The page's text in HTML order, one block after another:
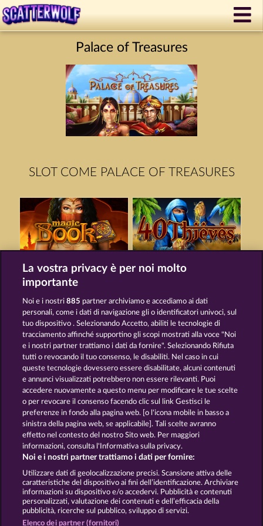
Palace of Treasures
SLOT COME PALACE OF TREASURES
MAGIC BOOK 40 THIEVES
HORSEMEN MAGIC BOOK 6
Termini e condizioni
Informativa sulla privacy Note legali
Società FAQ Facebook
Invia richiesta di recesso
La vostra privacy è per noi molto
importante
Noi e i nostri885 partner archiviamo e accediamo ai dati
personali, come i dati di navigazione gli o identificatori univoci, sul
tuo dispositivo . Selezionando Accetto, abiliti le tecnologie di
tracciamento affinché supportino gli scopi mostrati alla voce "Noi
e i nostri partner trattiamo i dati da fornire". Selezionando Rifiuta
tutti o revocando il tuo consenso, le disabiliti. Nel caso in cui
queste tecnologie dovessero essere disabilitate, alcuni contenuti
e annunci visualizzati potrebbero non essere rilevanti. Puoi
accedere nuovamente a questo menu per modificare le tue scelte
o per revocare il consenso facendo clic sul link Gestisci le
preferenze in fondo alla pagina web. [o l'icona mobile in basso a
sinistra della pagina web, se applicabile]. Tali scelte avranno
effetto nel contesto del nostro Sito web. Per maggiori
informazioni, consulta l'Informativa sulla privacy.
Noi e i nostri partner trattiamo i dati per fornire:
Utilizzare dati di geolocalizzazione precisi. Scansione attiva delle
caratteristiche del dispositivo ai fini dell’identificazione. Archiviare
informazioni su dispositivo e/o accedervi. Pubblicità e contenuti
personalizzati, valutazione dei contenuti e dell’efficacia della
pubblicità, ricerche sul pubblico, sviluppo di servizi.
Elenco dei partner (fornitori)